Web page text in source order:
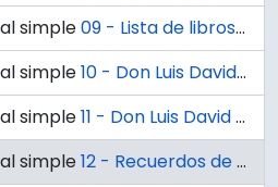
simple09 - Lista de libros de la colección de Don Luis David Cruz Ocampo.
simple10 - Don Luis David Cruz Ocampo (23/8/73) / René Louvel Bert. "La vida bien empleada es larga". Leonardo da Vinci
simple11 - Don Luis David Cruz Ocampo / René Louvel Bert. "La vida bien empleada es larga" . Leonardo da Vinci
simple12 - Recuerdos de don Luis David / C.R. de P. (Cora Riquelme de Parga)